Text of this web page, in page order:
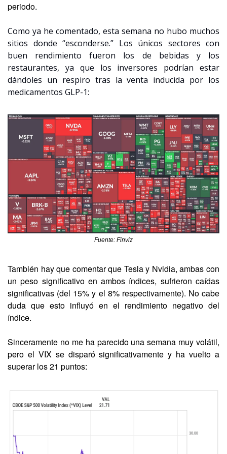
periodo.
Como ya he comentado, esta semana no hubo muchos
sitios donde “esconderse.” Los únicos sectores con
buen rendimiento fueron los de bebidas y los
dándoles un respiro tras la venta inducida por los
medicamentos GLP-1:
Fuente: Finviz
También hay que comentar que Tesla y Nvidia, ambas con
un peso significativo en ambos índices, sufrieron caídas
significativas (del 15% y el 8% respectivamente). No cabe
duda que esto influyó en el rendimiento negativo del
índice.
Sinceramente no me ha parecido una semana muy volátil,
pero el VIX se disparó significativamente y ha vuelto a
superar los 21 puntos: